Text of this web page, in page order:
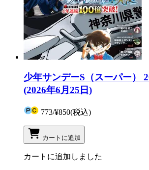
少年サンデーS（スーパー）
(2026年6月25日)
773/¥850(税込)
カートに追加
カートに追加しました